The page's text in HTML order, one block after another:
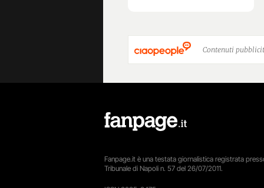
Contenuti
Fanpage.it è una testata giornalistica registrata
Tribunale di Napoli n. 57 del 26/07/2011.